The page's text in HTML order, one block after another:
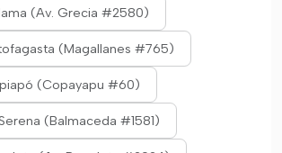
(Av. Grecia #2580)
(Magallanes #765)
(Copayapu #60)
(Balmaceda #1581)